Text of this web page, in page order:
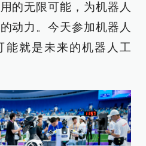
的无限可能，为机器人
动力。今天参加机器人
能就是未来的机器人工